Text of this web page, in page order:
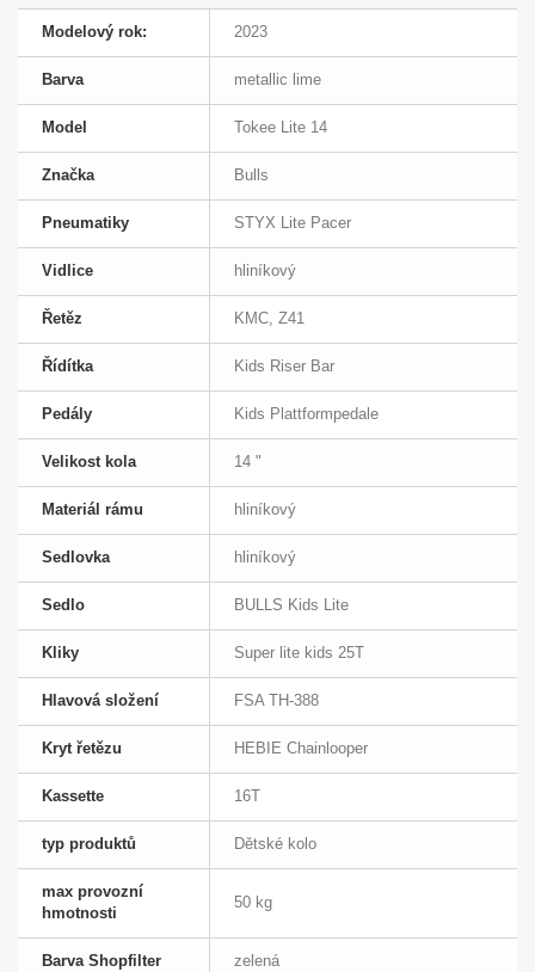
Modelový rok: 2023
Barva metallic lime
Model Tokee Lite 14
Značka Bulls
Pneumatiky STYX Lite Pacer
Vidlice hliníkový
Řetěz KMC, Z41
Řídítka Kids Riser Bar
Pedály Kids Plattformpedale
Velikost kola 14 "
Materiál rámu hliníkový
Sedlovka hliníkový
Sedlo BULLS Kids Lite
Kliky Super lite kids 25T
Hlavová složení FSA TH-388
Kryt řetězu HEBIE Chainlooper
Kassette 16T
typ produktů Dětské kolo
max provozní
hmotnosti
50 kg
Barva Shopfilter zelená